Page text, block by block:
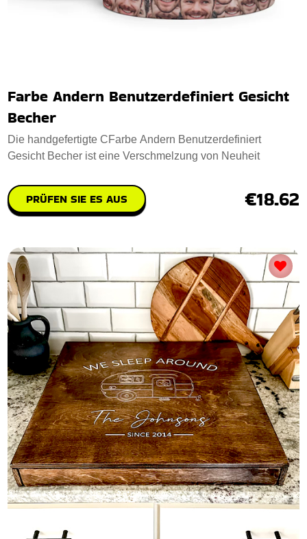
Farbe Andern Benutzerdefiniert Gesicht
Becher
Die handgefertigte CFarbe Andern Benutzerdefiniert
Gesicht Becher ist eine Verschmelzung von Neuheit
PRÜFEN SIE ES AUS €18.62